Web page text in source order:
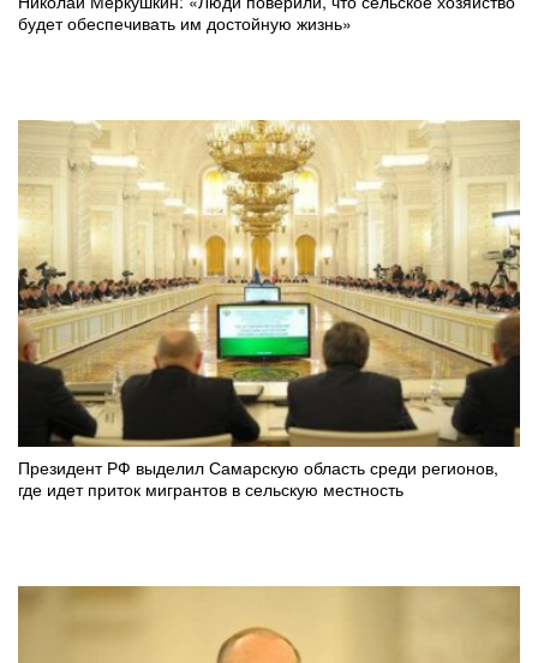
будет обеспечивать им достойную жизнь»
Президент РФ выделил Самарскую область среди регионов,
где идет приток мигрантов в сельскую местность